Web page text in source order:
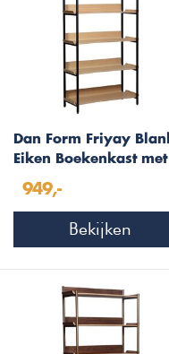
Dan Form Friyay
Eiken Boekenkast
949,-
Bekijken